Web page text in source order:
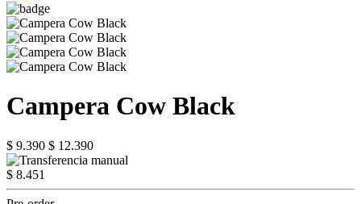
Campera Cow Black
$ 9.390 $ 12.390
$ 8.451